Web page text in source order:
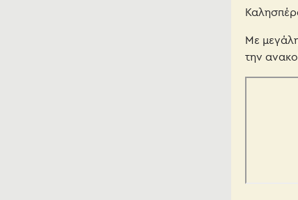
Με
την